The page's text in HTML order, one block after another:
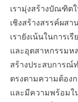
เรามุ่งสร้างบัณฑิต
เชิงสร้างสรรค์ผส
เรายังเน้นในการ
และอุตสาหกรรมห
สร้างประสบการณ์
ตรงตามความต้อง
และมีความพร้อมใ